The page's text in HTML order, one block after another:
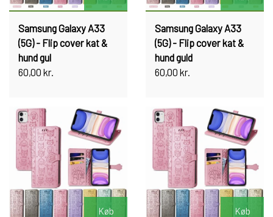
Samsung Galaxy A33
(5G) - Flip cover kat &
hund gul
60,00 kr.
Samsung Galaxy A33
(5G) - Flip cover kat &
hund guld
60,00 kr.
Køb Køb